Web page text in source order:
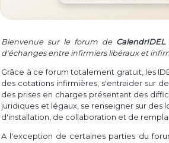
Bienvenue sur le forum de CalendrIDEL
d'échanges entre infirmiers libéraux et
Grâce à ce forum totalement gratuit, les
des cotations infirmières, s'entraider sur
des prises en charges présentant des
juridiques et légaux, se renseigner sur des
d'installation, de collaboration et de
A l'exception de certaines parties du